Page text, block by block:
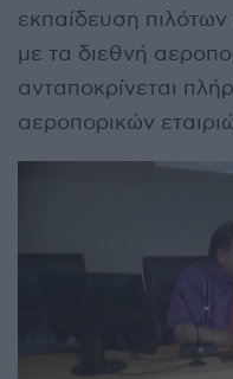
εκπαίδευση
με τα διεθνή
ανταποκρίνεται
αεροπορικών